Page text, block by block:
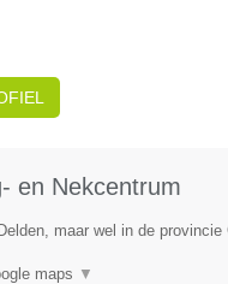
en Nekcentrum
maar wel in de provincie
maps ▼